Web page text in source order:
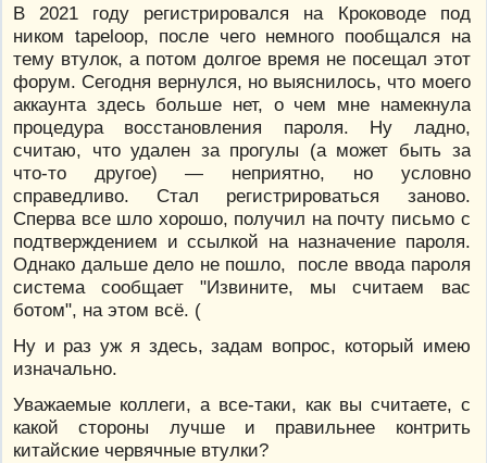
В 2021 году регистрировался на Кроководе под
ником tapeloop, после чего немного пообщался на
тему втулок, а потом долгое время не посещал этот
форум. Сегодня вернулся, но выяснилось, что моего
аккаунта здесь больше нет, о чем мне намекнула
процедура восстановления пароля. Ну ладно,
считаю, что удален за прогулы (а может быть за
что-то другое) — неприятно, но условно
справедливо. Стал регистрироваться заново.
Сперва все шло хорошо, получил на почту письмо с
подтверждением и ссылкой на назначение пароля.
Однако дальше дело не пошло, после ввода пароля
система сообщает "Извините, мы считаем вас
ботом", на этом всё. (
Ну и раз уж я здесь, задам вопрос, который имею
изначально.
Уважаемые коллеги, а все-таки, как вы считаете, с
какой стороны лучше и правильнее контрить
китайские червячные втулки?